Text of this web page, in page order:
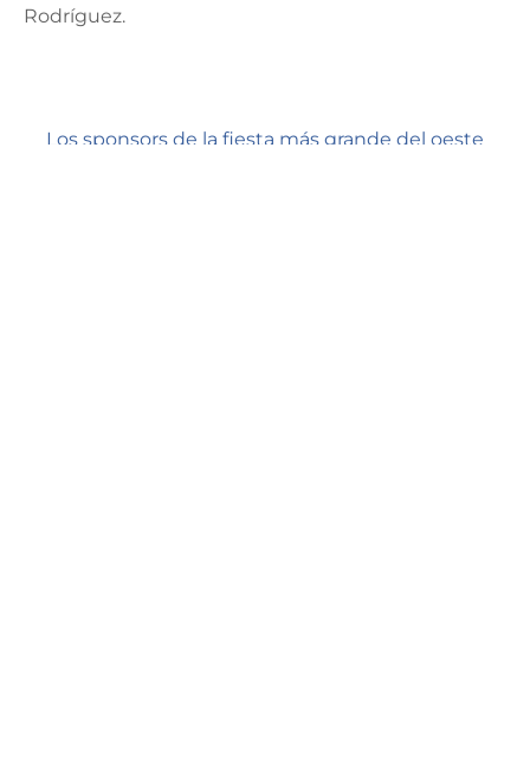
Rodríguez.
Los sponsors de la fiesta más grande del oeste